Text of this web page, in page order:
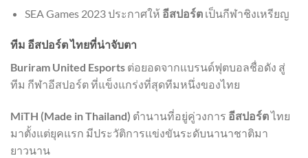
SEA Games 2023 ประกาศให้ อีสปอร์ตเป็นกีฬาชิงเหรียญ
ทีม อีสปอร์ต ไทยที่น่าจับตา
Buriram United Esports ต่อยอดจากแบรนด์ฟุตบอลชื่อดัง สู่
ทีม กีฬาอีสปอร์ต ที่แข็งแกร่งที่สุดทีมหนึ่งของไทย
MiTH (Made in Thailand) ตำนานที่อยู่คู่วงการ อีสปอร์ตไทย
มาตั้งแต่ยุคแรก มีประวัติการแข่งขันระดับนานาชาติมา
ยาวนาน